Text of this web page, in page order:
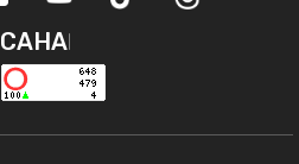
САНАҚ